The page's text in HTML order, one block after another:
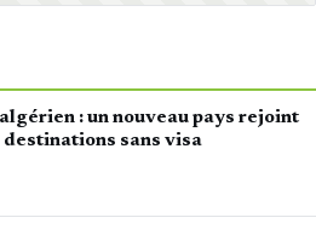
: un nouveau pays rejoint
sans visa